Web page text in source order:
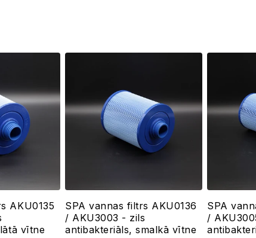
AKU0135
vītne
SPA vannas filtrs AKU0136
/ AKU3003 - zils
antibakteriāls, smalkā vītne
SPA
/